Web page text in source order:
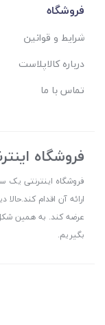
فروشگاه
شرایط و قوانین
درباره کالاپلاست
تماس با ما
فروشگاه
فروشگاه اینترنتی یک
ارائه آن اقدام
عرضه کند. به همین
بگیریم.